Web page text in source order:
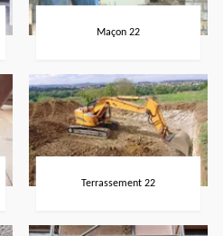
Maçon 22
Terrassement 22